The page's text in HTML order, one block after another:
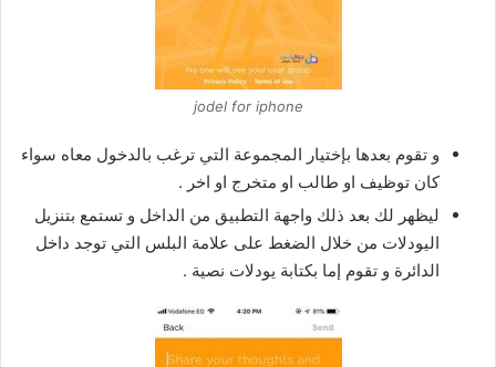
jodel for iphone
و تقوم بعدها بإختيار المجموعة التي ترغب بالدخول معاه سواء
كان توظيف او طالب او متخرج او اخر .
ليظهر لك بعد ذلك واجهة التطبيق من الداخل و تستمع بتنزيل
اليودلات من خلال الضغط على علامة البلس التي توجد داخل
الدائرة و تقوم إما بكتابة يودلات نصية .